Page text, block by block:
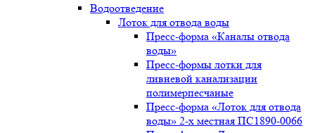
Водоотведение
Лоток для отвода воды
Пресс-форма «Каналы отвода
воды»
Пресс-формы лотки для
ливневой канализации
полимерпесчаные
Пресс-форма «Лоток для отвода
воды» 2-х местная ПС1890-0066